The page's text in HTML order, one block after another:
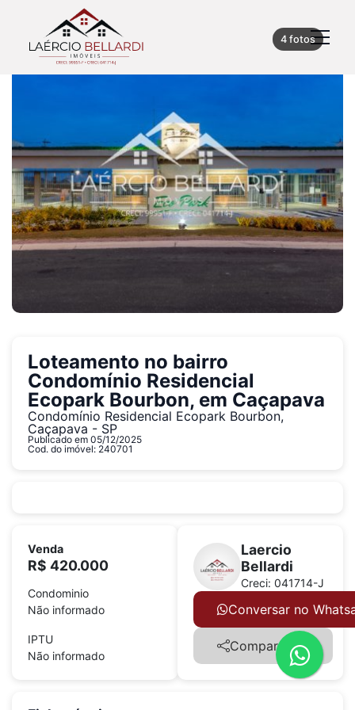
4 fotos
Loteamento no bairro
Condomínio Residencial
Ecopark Bourbon, em Caçapava
Condomínio Residencial Ecopark Bourbon,
Caçapava - SP
Publicado em 05/12/2025
Cod. do imóvel: 240701
Venda
R$ 420.000
Condominio
Não informado
IPTU
Não informado
Laercio
Bellardi
Creci: 041714-J
Conversar no
Compartilhar